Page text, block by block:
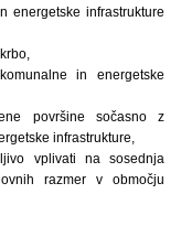
energetske infrastrukture
in energetske
površine sočasno z
infrastrukture,
vplivati na sosednja
razmer v območju